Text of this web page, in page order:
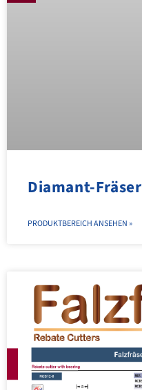
Diamant-Fräser
PRODUKTBEREICH ANSEHEN »